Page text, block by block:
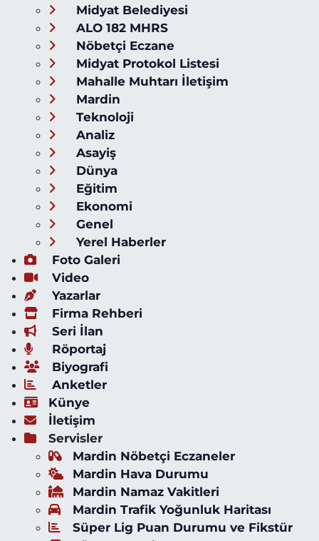
Midyat Belediyesi
ALO 182 MHRS
Nöbetçi Eczane
Midyat Protokol Listesi
Mahalle Muhtarı İletişim
Mardin
Teknoloji
Analiz
Asayiş
Dünya
Eğitim
Ekonomi
Genel
Yerel Haberler
Foto Galeri
Video
Yazarlar
Firma Rehberi
Seri İlan
Röportaj
Biyografi
Anketler
Künye
İletişim
Servisler
Mardin Nöbetçi Eczaneler
Mardin Hava Durumu
Mardin Namaz Vakitleri
Mardin Trafik Yoğunluk Haritası
Süper Lig Puan Durumu ve Fikstür